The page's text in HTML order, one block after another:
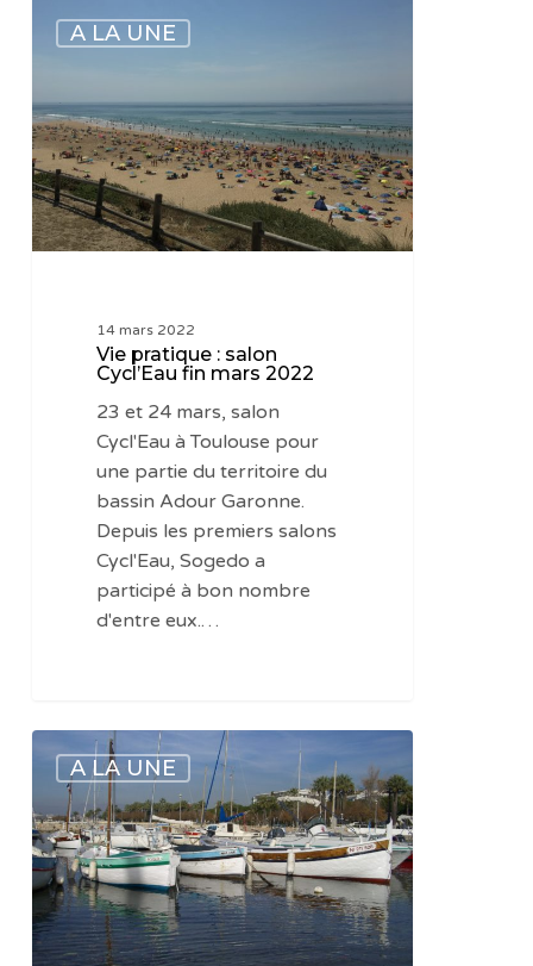
pratique
salon
Cycl’Eau
fin
mars
2022
A LA UNE
14 mars 2022
Vie pratique : salon
Cycl’Eau fin mars 2022
23 et 24 mars, salon
Cycl'Eau à Toulouse pour
une partie du territoire du
bassin Adour Garonne.
Depuis les premiers salons
Cycl'Eau, Sogedo a
participé à bon nombre
d'entre eux.…
pratique
:
Cycl’Eau
à
Aix
en
Provence
A LA UNE